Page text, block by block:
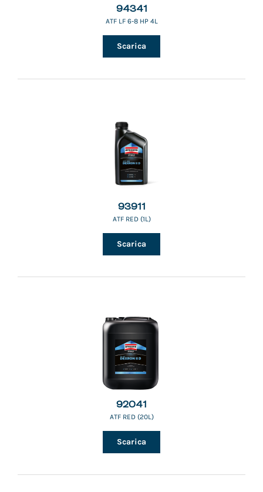
94341
ATF LF 6-8 HP 4L
Scarica
93911
ATF RED (1L)
Scarica
92041
ATF RED (20L)
Scarica